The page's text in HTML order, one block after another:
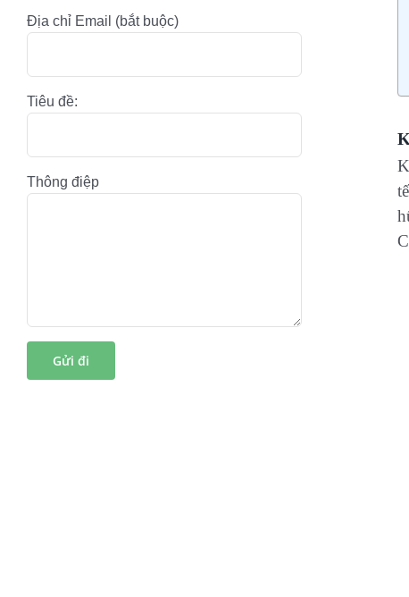
Địa chỉ Email (bắt buộc)
Tiêu đề:
Thông điệp